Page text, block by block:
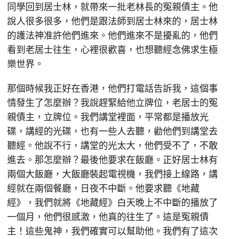
同學回到居士林，就帶來一批老林長的冤親債主。他
說人很多很多，他們是跟法師到居士林來的，居士林
的護法神准許他們進來。他們進來不是擾亂的，他們
看到老居士往生，心裡很歡喜，也想聽經念佛求生極
樂世界。
那個時候我正好在香港，他們打電話告訴我，這個事
情發生了怎麼辦？我說趕緊給他立牌位，老居士的冤
親債主，立牌位。我們講堂裡面，平常都是播放光
碟，講經的光碟，也有一些人去聽，勸他們到講堂去
聽經。他說不行，講堂的光太大，他們受不了，不敢
進去。那怎麼辦？最後他要求在飯廳。正好居士林有
兩個大飯廳，大飯廳裝起電視機，我們接上線路，講
經就在兩個餐廳，日夜不中斷。他要求聽《地藏
經》，我們就將《地藏經》白天晚上不中斷的播放了
一個月，他們很感激，他真的往生了。這是冤親債
主！這些鬼神，我們確實可以幫助他。我們有了這次